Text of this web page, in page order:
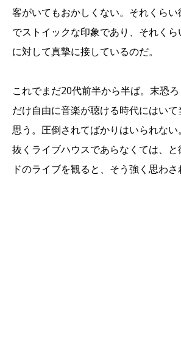
客がいてもおかしくない。それくら
でストイックな印象であり、それく
に対して真摯に接しているのだ。
これでまだ20代前半から半ば。末恐
だけ自由に音楽が聴ける時代にはい
思う。圧倒されてばかりはいられない
抜くライブハウスであらなくては、
ドのライブを観ると、そう強く思わさ